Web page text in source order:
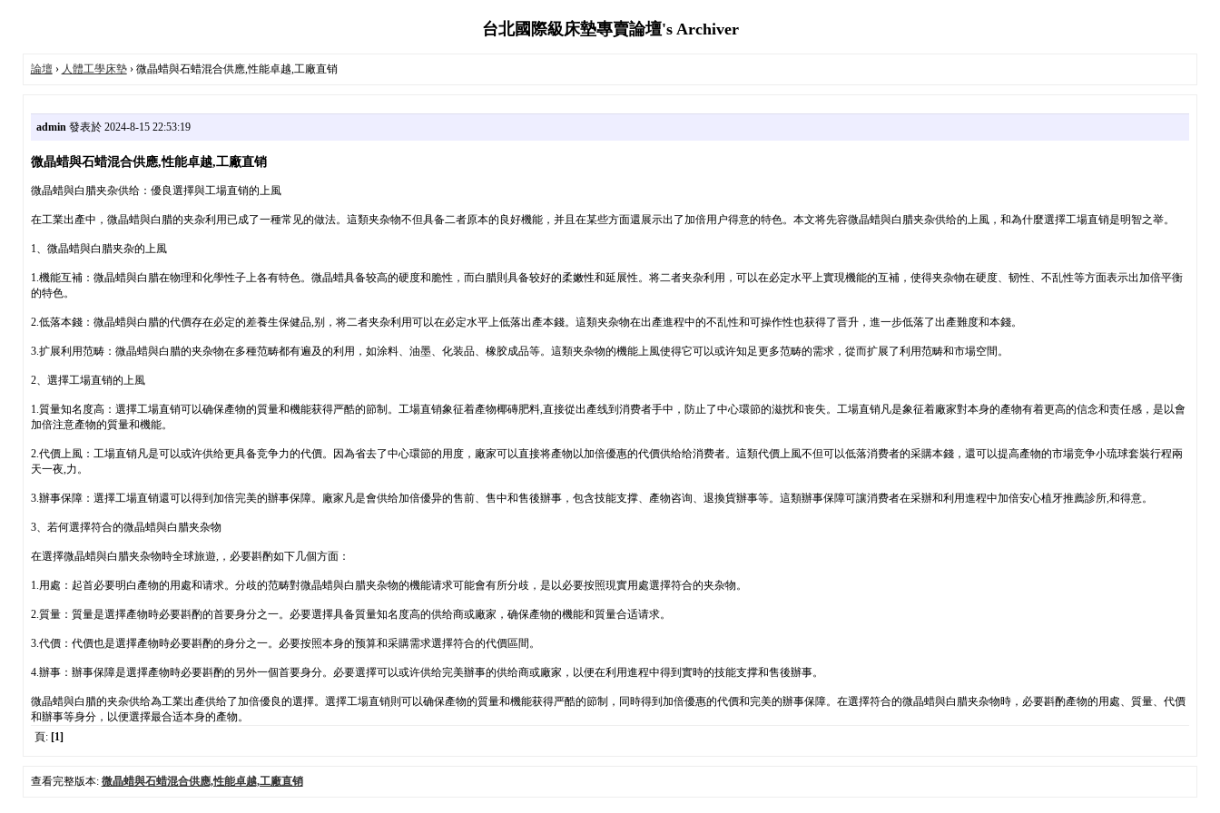
台北國際級床墊專賣論壇's Archiver
論壇› 人體工學床墊› 微晶蜡與石蜡混合供應,性能卓越,工廠直销
admin發表於 2024-8-15 22:53:19
微晶蜡與石蜡混合供應,性能卓越,工廠直销
微晶蜡與白腊夹杂供给：優良選擇與工場直销的上風
在工業出產中，微晶蜡與白腊的夹杂利用已成了一種常见的做法。這類夹杂物不但具备二者原本的良好機能，并且在某些方面還展示出了加倍用户得意的特色。本文将先容微晶蜡與白腊夹杂供给的上風，和為什麼選擇工場直销是明智之举。
1、微晶蜡與白腊夹杂的上風
1.機能互補：微晶蜡與白腊在物理和化學性子上各有特色。微晶蜡具备较高的硬度和脆性，而白腊則具备较好的柔嫩性和延展性。将二者夹杂利用，可以在必定水平上實現機能的互補，使得夹杂物在硬度、韧性、不乱性等方面表示出加倍平衡
的特色。
2.低落本錢：微晶蜡與白腊的代價存在必定的差養生保健品,别，将二者夹杂利用可以在必定水平上低落出產本錢。這類夹杂物在出產進程中的不乱性和可操作性也获得了晋升，進一步低落了出產難度和本錢。
3.扩展利用范畴：微晶蜡與白腊的夹杂物在多種范畴都有遍及的利用，如涂料、油墨、化装品、橡胶成品等。這類夹杂物的機能上風使得它可以或许知足更多范畴的需求，從而扩展了利用范畴和市場空間。
2、選擇工場直销的上風
1.質量知名度高：選擇工場直销可以确保產物的質量和機能获得严酷的節制。工場直销象征着產物椰磚肥料,直接從出產线到消费者手中，防止了中心環節的滋扰和丧失。工場直销凡是象征着廠家對本身的產物有着更高的信念和责任感，是以會
加倍注意產物的質量和機能。
2.代價上風：工場直销凡是可以或许供给更具备竞争力的代價。因為省去了中心環節的用度，廠家可以直接将產物以加倍優惠的代價供给给消费者。這類代價上風不但可以低落消费者的采購本錢，還可以提高產物的市場竞争小琉球套裝行程兩
天一夜,力。
3.辦事保障：選擇工場直销還可以得到加倍完美的辦事保障。廠家凡是會供给加倍優异的售前、售中和售後辦事，包含技能支撑、產物咨询、退換貨辦事等。這類辦事保障可讓消费者在采辦和利用進程中加倍安心植牙推薦診所,和得意。
3、若何選擇符合的微晶蜡與白腊夹杂物
在選擇微晶蜡與白腊夹杂物時全球旅遊,，必要斟酌如下几個方面：
1.用處：起首必要明白產物的用處和请求。分歧的范畴對微晶蜡與白腊夹杂物的機能请求可能會有所分歧，是以必要按照現實用處選擇符合的夹杂物。
2.質量：質量是選擇產物時必要斟酌的首要身分之一。必要選擇具备質量知名度高的供给商或廠家，确保產物的機能和質量合适请求。
3.代價：代價也是選擇產物時必要斟酌的身分之一。必要按照本身的预算和采購需求選擇符合的代價區間。
4.辦事：辦事保障是選擇產物時必要斟酌的另外一個首要身分。必要選擇可以或许供给完美辦事的供给商或廠家，以便在利用進程中得到實時的技能支撑和售後辦事。
微晶蜡與白腊的夹杂供给為工業出產供给了加倍優良的選擇。選擇工場直销則可以确保產物的質量和機能获得严酷的節制，同時得到加倍優惠的代價和完美的辦事保障。在選擇符合的微晶蜡與白腊夹杂物時，必要斟酌產物的用處、質量、代價
和辦事等身分，以便選擇最合适本身的產物。
頁: [1]
查看完整版本: 微晶蜡與石蜡混合供應,性能卓越,工廠直销